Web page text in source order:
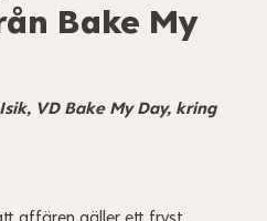
Bake My
VD Bake My Day, kring